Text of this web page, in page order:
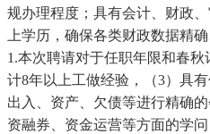
规办理程度；具有会计、财政
上学历，确保各类财政数据精
1.本次聘请对于任职年限和春秋
计8年以上工做经验，（3）具
出入、资产、欠债等进行精确
资融券、资金运营等方面的学